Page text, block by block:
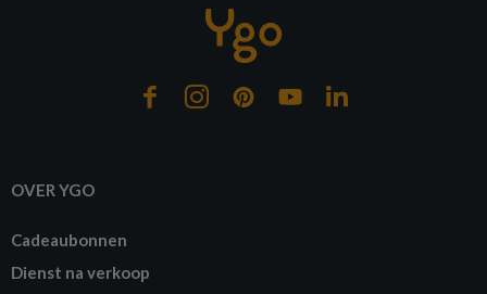
OVER YGO
Cadeaubonnen
Dienst na verkoop